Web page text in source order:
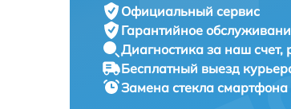
Официальный сервис
Гарантийное
Диагностика за наш счет,
Бесплатный выезд
Замена стекла смартфона